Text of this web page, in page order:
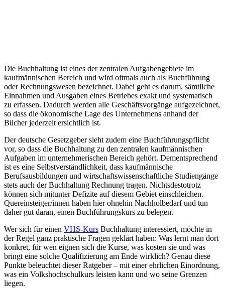
Die Buchhaltung ist eines der zentralen Aufgabengebiete im
kaufmännischen Bereich und wird oftmals auch als Buchführung
oder Rechnungswesen bezeichnet. Dabei geht es darum, sämtliche
Einnahmen und Ausgaben eines Betriebes exakt und systematisch
zu erfassen. Dadurch werden alle Geschäftsvorgänge aufgezeichnet,
so dass die ökonomische Lage des Unternehmens anhand der
Bücher jederzeit ersichtlich ist.
Der deutsche Gesetzgeber sieht zudem eine Buchführungspflicht
vor, so dass die Buchhaltung zu den zentralen kaufmännischen
Aufgaben im unternehmerischen Bereich gehört. Dementsprechend
ist es eine Selbstverständlichkeit, dass kaufmännische
Berufsausbildungen und wirtschaftswissenschaftliche Studiengänge
stets auch der Buchhaltung Rechnung tragen. Nichtsdestotrotz
können sich mitunter Defizite auf diesem Gebiet einschleichen.
Quereinsteiger/innen haben hier ohnehin Nachholbedarf und tun
daher gut daran, einen Buchführungskurs zu belegen.
Wer sich für einen VHS-Kurs Buchhaltung interessiert, möchte in
der Regel ganz praktische Fragen geklärt haben: Was lernt man dort
konkret, für wen eignen sich die Kurse, was kosten sie und was
bringt eine solche Qualifizierung am Ende wirklich? Genau diese
Punkte beleuchtet dieser Ratgeber – mit einer ehrlichen Einordnung,
was ein Volkshochschulkurs leisten kann und wo seine Grenzen
liegen.